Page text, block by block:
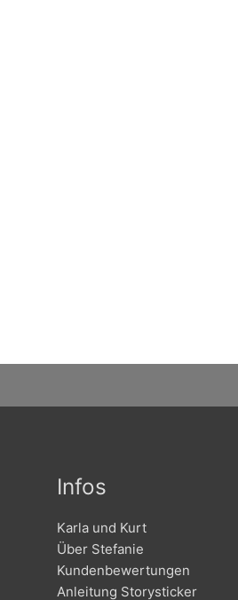
Infos
Karla und Kurt
Über Stefanie
Kundenbewertungen
Anleitung Storysticker